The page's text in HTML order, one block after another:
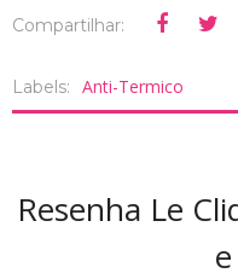
Compartilhar:
Labels: Anti-Termico
Resenha Le